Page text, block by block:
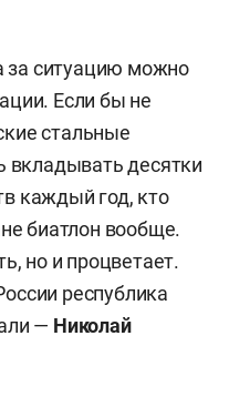
за ситуацию можно
Если бы не
стальные
вкладывать десятки
каждый год, кто
биатлон вообще.
но и процветает.
республика
— Николай